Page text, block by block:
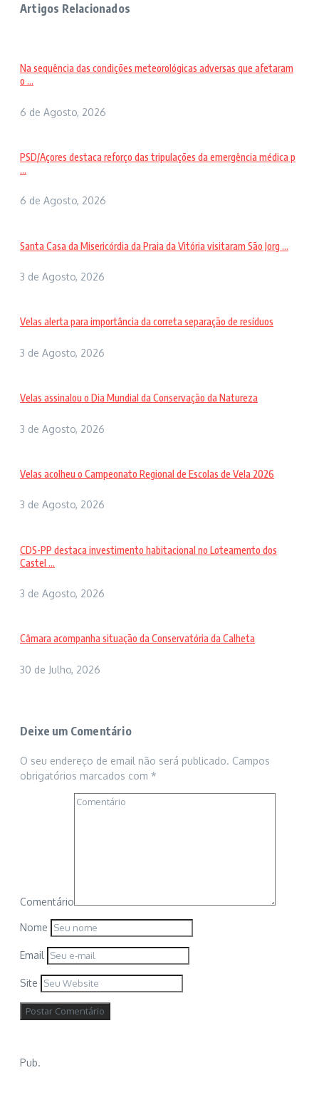
Artigos Relacionados
Na sequência das condições meteorológicas adversas que afetaram
o ...
6 de Agosto, 2026
PSD/Açores destaca reforço das tripulações da emergência médica p
...
6 de Agosto, 2026
Santa Casa da Misericórdia da Praia da Vitória visitaram São Jorg ...
3 de Agosto, 2026
Velas alerta para importância da correta separação de resíduos
3 de Agosto, 2026
Velas assinalou o Dia Mundial da Conservação da Natureza
3 de Agosto, 2026
Velas acolheu o Campeonato Regional de Escolas de Vela 2026
3 de Agosto, 2026
CDS-PP destaca investimento habitacional no Loteamento dos
Castel ...
3 de Agosto, 2026
Câmara acompanha situação da Conservatória da Calheta
30 de Julho, 2026
Deixe um Comentário
O seu endereço de email não será publicado. Campos
obrigatórios marcados com *
Comentário
Nome
Email
Site
Pub.